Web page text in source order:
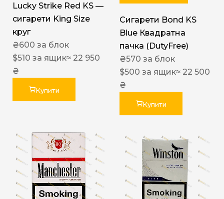
Lucky Strike Red KS —
сигарети King Size
круг
₴600 за блок
$510 за ящик≈ 22 950
₴
Купити
Сигарети Bond KS
Blue Квадратна
пачка (DutyFree)
₴570 за блок
$500 за ящик≈ 22 500
₴
Купити